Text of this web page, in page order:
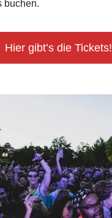
buchen.
Hier gibt’s die Tickets!